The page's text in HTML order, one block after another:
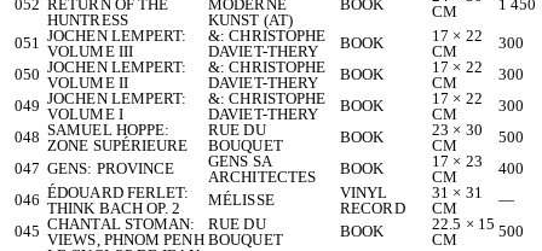
052 RETURN OF THE
HUNTRESS
MODERNE
KUNST (AT)
BOOK
CM
1 450
051 JOCHEN LEMPERT:
VOLUME III
&: CHRISTOPHE
DAVIET-THERY
BOOK
17 × 22
CM
300
050 JOCHEN LEMPERT:
VOLUME II
&: CHRISTOPHE
DAVIET-THERY
BOOK
17 × 22
CM
300
049 JOCHEN LEMPERT:
VOLUME I
&: CHRISTOPHE
DAVIET-THERY
BOOK
17 × 22
CM
300
048 SAMUEL HOPPE:
ZONE SUPÉRIEURE
RUE DU
BOUQUET
BOOK
23 × 30
CM
500
047 GENS: PROVINCE
GENS SA
ARCHITECTES
BOOK
17 × 23
CM
400
046 ÉDOUARD FERLET:
THINK BACH OP. 2
MÉLISSE
VINYL
RECORD
31 × 31
CM
—
045 CHANTAL STOMAN:
VIEWS, PHNOM PENH
RUE DU
BOUQUET
BOOK
22.5 × 15
CM
500